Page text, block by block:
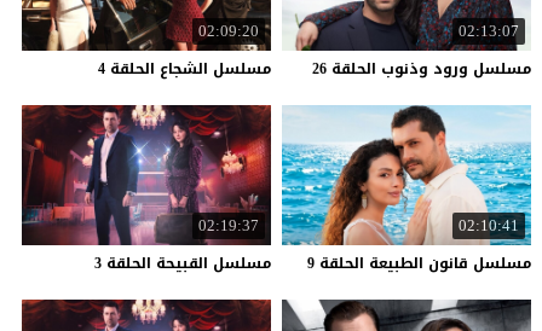
02:13:07
مسلسل ورود وذنوب الحلقة 26
02:09:20
مسلسل الشجاع الحلقة 4
02:10:41
مسلسل قانون الطبيعة الحلقة 9
02:19:37
مسلسل القبيحة الحلقة 3